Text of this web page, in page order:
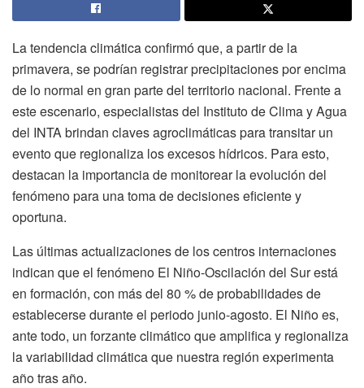
La tendencia climática confirmó que, a partir de la
primavera, se podrían registrar precipitaciones por encima
de lo normal en gran parte del territorio nacional. Frente a
este escenario, especialistas del Instituto de Clima y Agua
del INTA brindan claves agroclimáticas para transitar un
evento que regionaliza los excesos hídricos. Para esto,
destacan la importancia de monitorear la evolución del
fenómeno para una toma de decisiones eficiente y
oportuna.
Las últimas actualizaciones de los centros internaciones
indican que el fenómeno El Niño-Oscilación del Sur está
en formación, con más del 80 % de probabilidades de
establecerse durante el periodo junio-agosto. El Niño es,
ante todo, un forzante climático que amplifica y regionaliza
la variabilidad climática que nuestra región experimenta
año tras año.